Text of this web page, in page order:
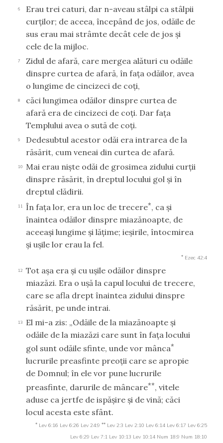
6
Erau trei caturi, dar n-aveau stâlpi ca stâlpii
curţilor; de aceea, începând de jos, odăile de
sus erau mai strâmte decât cele de jos şi
cele de la mijloc.
7
Zidul de afară, care mergea alături cu odăile
dinspre curtea de afară, în faţa odăilor, avea
o lungime de cincizeci de coţi,
8
căci lungimea odăilor dinspre curtea de
afară era de cincizeci de coţi. Dar faţa
Templului avea o sută de coţi.
9
Dedesubtul acestor odăi era intrarea de la
răsărit, cum veneai din curtea de afară.
10
Mai erau nişte odăi de grosimea zidului curţii
dinspre răsărit, în dreptul locului gol şi în
dreptul clădirii.
11 În faţa lor, era un loc de trecere*, ca şi
înaintea odăilor dinspre miazănoapte, de
aceeaşi lungime şi lăţime; ieşirile, întocmirea
şi uşile lor erau la fel.
* Ezec 42:4
12
Tot aşa era şi cu uşile odăilor dinspre
miazăzi. Era o uşă la capul locului de trecere,
care se afla drept înaintea zidului dinspre
răsărit, pe unde intrai.
13
El mi-a zis: „Odăile de la miazănoapte şi
odăile de la miazăzi care sunt în faţa locului
gol sunt odăile sfinte, unde vor mânca*
lucrurile preasfinte preoţii care se apropie
de Domnul; în ele vor pune lucrurile
preasfinte, darurile de mâncare**, vitele
aduse ca jertfe de ispăşire şi de vină; căci
locul acesta este sfânt.
* Lev 6:16 Lev 6:26 Lev 24:9 ** Lev 2:3 Lev 2:10 Lev 6:14 Lev 6:17 Lev 6:25
Lev 6:29 Lev 7:1 Lev 10:13 Lev 10:14 Num 18:9 Num 18:10